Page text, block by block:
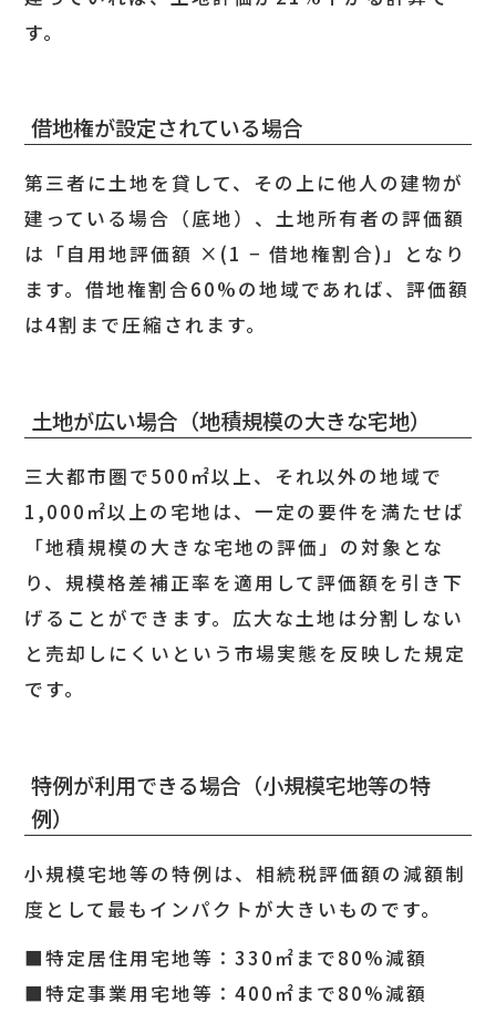
す。
借地権が設定されている場合
第三者に土地を貸して、その上に他人の建物が
建っている場合（底地）、土地所有者の評価額
は「自用地評価額 ×(1 − 借地権割合)」となり
ます。借地権割合60%の地域であれば、評価額
は4割まで圧縮されます。
土地が広い場合（地積規模の大きな宅地）
三大都市圏で500㎡以上、それ以外の地域で
1,000㎡以上の宅地は、一定の要件を満たせば
「地積規模の大きな宅地の評価」の対象とな
り、規模格差補正率を適用して評価額を引き下
げることができます。広大な土地は分割しない
と売却しにくいという市場実態を反映した規定
です。
特例が利用できる場合（小規模宅地等の特
例）
小規模宅地等の特例は、相続税評価額の減額制
度として最もインパクトが大きいものです。
■特定居住用宅地等：330㎡まで80%減額
■特定事業用宅地等：400㎡まで80%減額